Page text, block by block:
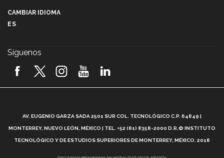
2026! (video)
¿Cómo es el Modelo Educativo Tec? (video)
CAMBIAR IDIOMA
ES
Síguenos
AV. EUGENIO GARZA SADA 2501 SUR COL. TECNOLÓGICO C.P. 64849 |
MONTERREY, NUEVO LEÓN, MÉXICO | TEL. +52 (81) 8358-2000 D.R.© INSTITUTO
TECNOLÓGICO Y DE ESTUDIOS SUPERIORES DE MONTERREY, MÉXICO. 2018